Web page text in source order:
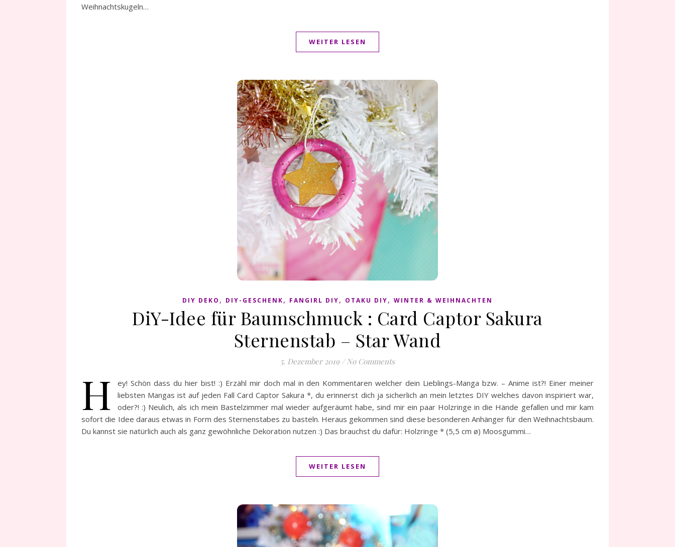
Weihnachtskugeln…
WEITER LESEN
DIY DEKO , DIY-GESCHENK, FANGIRL DIY, OTAKU DIY, WINTER & WEIHNACHTEN
DiY-Idee für Baumschmuck : Card Captor Sakura
Sternenstab – Star Wand
5. Dezember 2019 / No Comments
H
ey! Schön dass du hier bist! :) Erzähl mir doch mal in den Kommentaren welcher dein Lieblings-Manga bzw. – Anime ist?! Einer meiner
liebsten Mangas ist auf jeden Fall Card Captor Sakura *, du erinnerst dich ja sicherlich an mein letztes DIY welches davon inspiriert war,
oder?! :) Neulich, als ich mein Bastelzimmer mal wieder aufgeräumt habe, sind mir ein paar Holzringe in die Hände gefallen und mir kam
sofort die Idee daraus etwas in Form des Sternenstabes zu basteln. Heraus gekommen sind diese besonderen Anhänger für den Weihnachtsbaum.
Du kannst sie natürlich auch als ganz gewöhnliche Dekoration nutzen :) Das brauchst du dafür: Holzringe * (5,5 cm ø) Moosgummi…
WEITER LESEN